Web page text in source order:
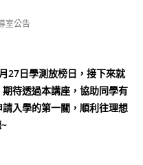
室公告
日學測放榜日，接下來就
待透過本講座，協助同學有
入學的第一關，順利往理想